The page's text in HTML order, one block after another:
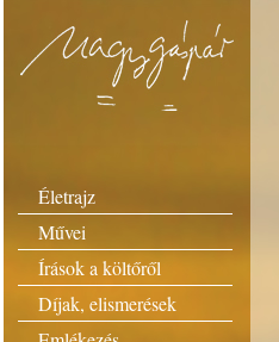
Életrajz
Művei
Írások a költőről
Díjak, elismerések